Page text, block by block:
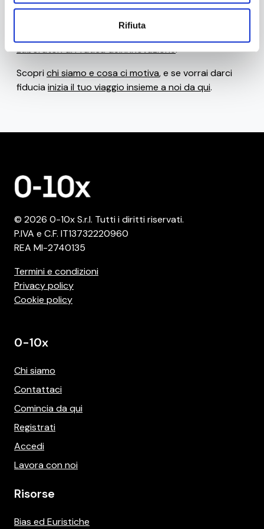
Rifiuta
Se invece ti senti pronto asviluppare nuove
Laboratori di Pratica dell'Innovazione!
Scopri chi siamo e cosa ci motiva, e se vorrai darci
fiducia inizia il tuo viaggio insieme a noi da qui.
© 2026 0-10x S.r.l. Tutti i diritti riservati.
P.IVA e C.F. IT13732220960
REA MI-2740135
Termini e condizioni
Privacy policy
Cookie policy
0-10x
Chi siamo
Contattaci
Comincia da qui
Registrati
Accedi
Lavora con noi
Risorse
Bias ed Euristiche